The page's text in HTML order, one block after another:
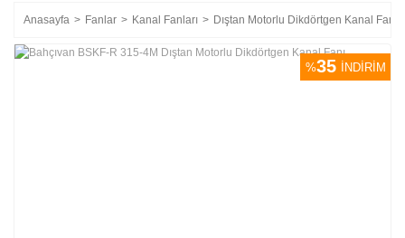
Anasayfa Fanlar Kanal Fanları Dıştan Motorlu Dikdörtgen Kanal
%35 İNDİRİM